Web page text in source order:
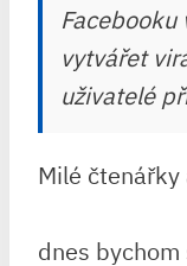
vytvářet
uživatelé
Milé čtenářky
dnes